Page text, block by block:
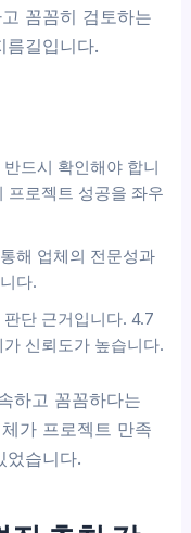
꼼꼼히 검토하는
름길입니다.
반드시 확인해야 합니
프로젝트 성공을 좌우
해 업체의 전문성과
다.
단 근거입니다. 4.7
신뢰도가 높습니다.
하고 꼼꼼하다는
가 프로젝트 만족
었습니다.